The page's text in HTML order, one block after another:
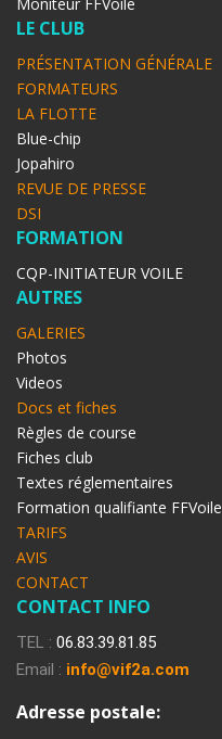
LE CLUB
PRÉSENTATION GÉNÉRALE
FORMATEURS
LA FLOTTE
Blue-chip
Jopahiro
REVUE DE PRESSE
DSI
FORMATION
CQP-INITIATEUR VOILE
AUTRES
GALERIES
Photos
Videos
Docs et fiches
Règles de course
Fiches club
Textes réglementaires
Formation qualifiante FFVoile
TARIFS
AVIS
CONTACT
CONTACT INFO
TEL : 06.83.39.81.85
Email : info@vif2a.com
Adresse postale: